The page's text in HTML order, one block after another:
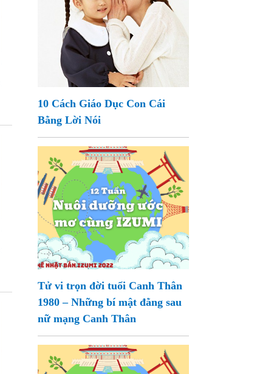
10 Cách Giáo Dục Con Cái
Bằng Lời Nói
Tử vi trọn đời tuổi Canh Thân
1980 – Những bí mật đằng sau
nữ mạng Canh Thân